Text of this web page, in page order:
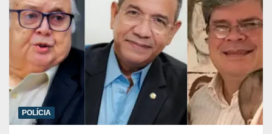
POLÍCIA